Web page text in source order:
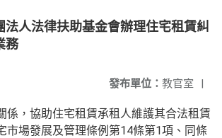
法人法律扶助基金會辦理住宅租賃糾
務
發布單位： 教官室 |
係，協助住宅租賃承租人維護其合法租賃
市場發展及管理條例第14條第1項、同條